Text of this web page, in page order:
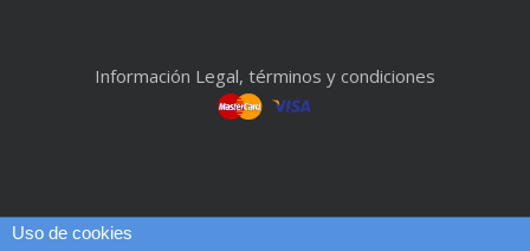
Información Legal, términos y condiciones
Uso de cookies